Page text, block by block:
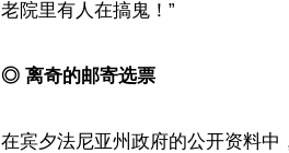
老院里有人在搞鬼！”
◎ 离奇的邮寄选票
在宾夕法尼亚州政府的公开资料